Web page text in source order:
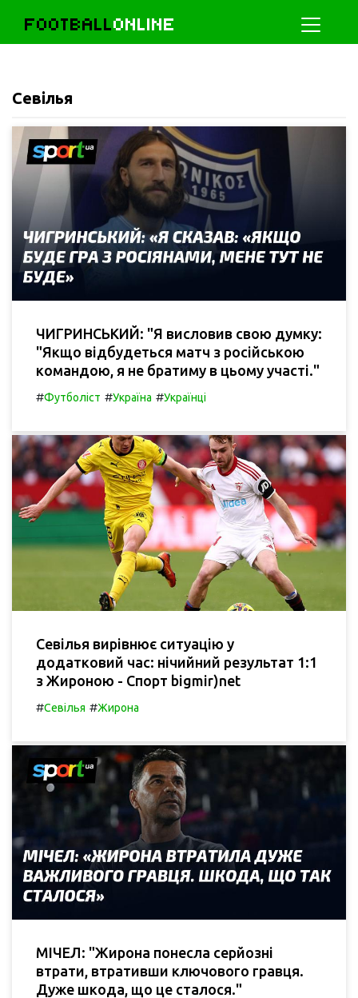
FOOTBALLONLINE
Севілья
ЧИГРИНСЬКИЙ: "Я висловив свою думку:
"Якщо відбудеться матч з російською
командою, я не братиму в цьому участі."
#Футболіст #Україна #Українці
Севілья вирівнює ситуацію у
додатковий час: нічийний результат 1:1
з Жироною - Спорт bigmir)net
#Севілья #Жирона
МІЧЕЛ: "Жирона понесла серйозні
втрати, втративши ключового гравця.
Дуже шкода, що це сталося."